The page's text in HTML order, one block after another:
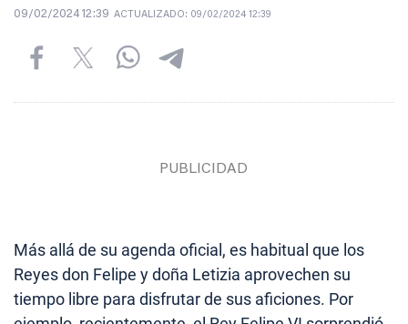
09/02/2024 12:39 ACTUALIZADO: 09/02/2024 12:39
Más allá de su agenda oficial, es habitual que los
Reyes don Felipe y doña Letizia aprovechen su
tiempo libre para disfrutar de sus aficiones. Por